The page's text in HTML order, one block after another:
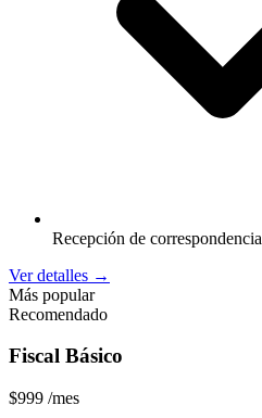
Recepción de correspondencia
Ver detalles →
Más popular
Recomendado
Fiscal Básico
$999 /mes